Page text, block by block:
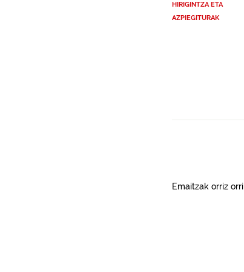
HIRIGINTZA ETA
AZPIEGITURAK
Emaitzak orriz orri